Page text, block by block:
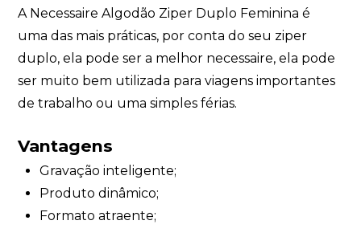
A Necessaire Algodão Ziper Duplo Feminina é
uma das mais práticas, por conta do seu ziper
duplo, ela pode ser a melhor necessaire, ela pode
ser muito bem utilizada para viagens importantes
de trabalho ou uma simples férias.
Vantagens
Gravação inteligente;
Produto dinâmico;
Formato atraente;